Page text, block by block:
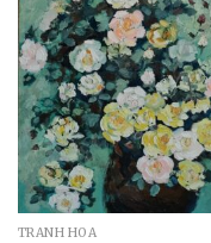
TRANH HOA